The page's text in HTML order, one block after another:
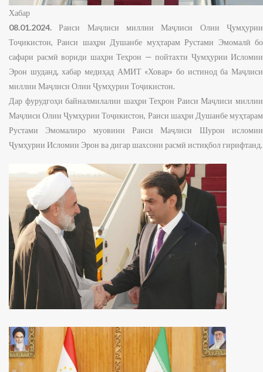
Хабар
08.01.2024.Раиси Маҷлиси миллии Маҷлиси Олии Ҷумҳурии
Тоҷикистон, Раиси шаҳри Душанбе муҳтарам Рустами Эмомалӣ бо
сафари расмӣ вориди шаҳри Теҳрон — пойтахти Ҷумҳурии Исломии
Эрон шуданд, хабар медиҳад АМИТ «Ховар» бо истинод ба Маҷлиси
миллии Маҷлиси Олии Ҷумҳурии Тоҷикистон.
Дар фурудгоҳи байналмилалии шаҳри Теҳрон Раиси Маҷлиси миллии
Маҷлиси Олии Ҷумҳурии Тоҷикистон, Раиси шаҳри Душанбе муҳтарам
Рустами Эмомалиро муовини Раиси Маҷлиси Шурои исломии
Ҷумҳурии Исломии Эрон ва дигар шахсони расмӣ истиқбол гирифтанд.